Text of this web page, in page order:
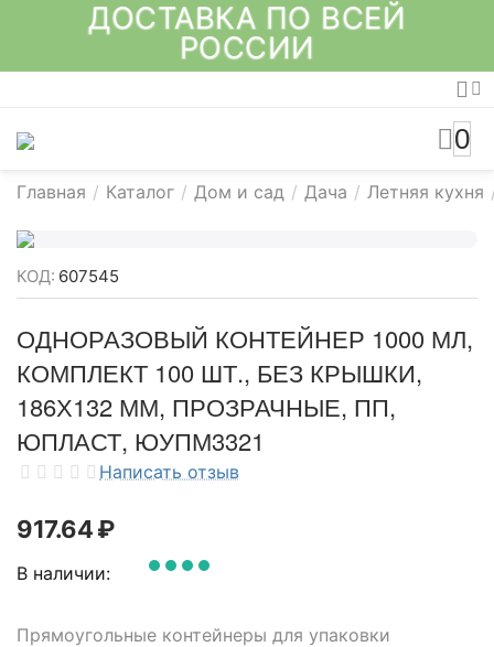
ДОСТАВКА ПО ВСЕЙ
РОССИИ
0
Главная / Каталог / Дом и сад / Дача / Летняя кухня
КОД: 607545
ОДНОРАЗОВЫЙ КОНТЕЙНЕР 1000 МЛ,
КОМПЛЕКТ 100 ШТ., БЕЗ КРЫШКИ,
186Х132 ММ, ПРОЗРАЧНЫЕ, ПП,
ЮПЛАСТ, ЮУПМ3321
Написать отзыв
917.64₽
В наличии:
Прямоугольные контейнеры для упаковки